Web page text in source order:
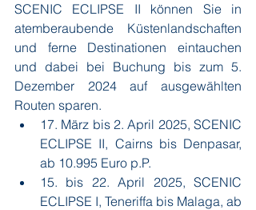
SCENIC ECLIPSE II können Sie in
atemberaubende Küstenlandschaften
und ferne Destinationen eintauchen
und dabei bei Buchung bis zum 5.
Dezember 2024 auf ausgewählten
Routen sparen.
17. März bis 2. April 2025, SCENIC
ECLIPSE II, Cairns bis Denpasar,
ab 10.995 Euro p.P.
15. bis 22. April 2025, SCENIC
ECLIPSE I, Teneriffa bis Malaga, ab